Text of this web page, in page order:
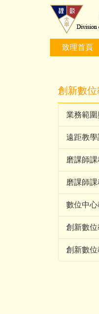
致理首頁
創新數
業務範
遠距教
磨課師
磨課師
數位中
創新數
創新數